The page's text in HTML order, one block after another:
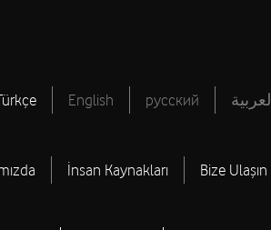
English русский العربية
İnsan Kaynakları Bize Ulaşın